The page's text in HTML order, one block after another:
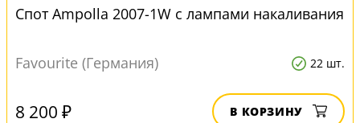
Спот Ampolla 2007-1W с лампами накаливания
Favourite (Германия) 22 шт.
8 200 ₽ В КОРЗИНУ